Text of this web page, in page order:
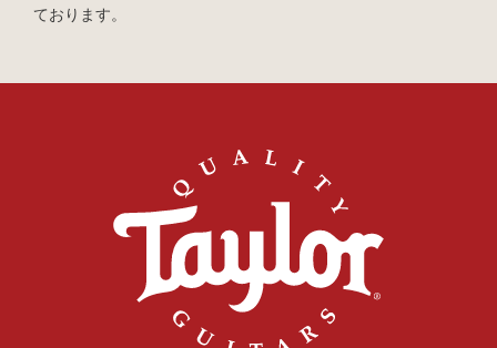
ております。